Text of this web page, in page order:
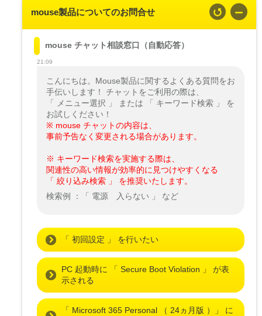
mouse製品についてのお問合せ
mouse チャット相談窓口（自動応答）
21:09
こんにちは。Mouse製品に関するよくある質問をお
手伝いします！ チャットをご利用の際は、
「 メニュー選択 」 または 「 キーワード検索 」 を
※ mouse チャットの内容は、
事前予告なく変更される場合があります。
※ キーワード検索を実施する際は、
関連性の高い情報が効率的に見つけやすくなる
「 絞り込み検索 」 を推奨いたします。
検索例 ：「 電源　入らない 」 など
「 初回設定 」 を行いたい
PC 起動時に 「 Secure Boot Violation 」 が表
示される
「 Microsoft 365 Personal （ 24ヵ月版 ）」 に